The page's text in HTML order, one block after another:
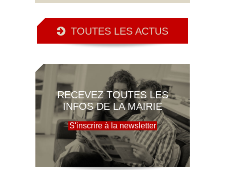
TOUTES LES ACTUS
RECEVEZ TOUTES LES
INFOS DE LA MAIRIE
S'inscrire à la newsletter